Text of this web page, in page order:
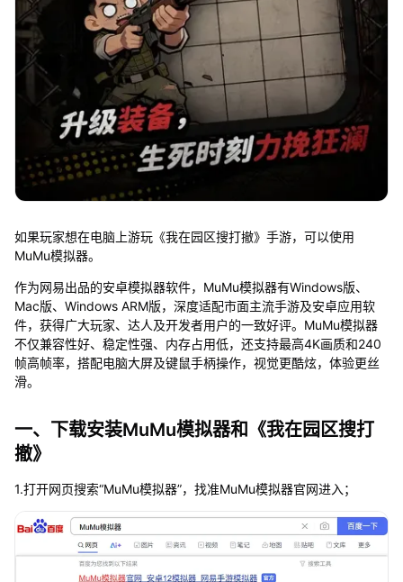
如果玩家想在电脑上游玩《我在园区搜打撤》手游，可以使用
MuMu模拟器。
作为网易出品的安卓模拟器软件，MuMu模拟器有Windows版、
Mac版、Windows ARM版，深度适配市面主流手游及安卓应用软
件，获得广大玩家、达人及开发者用户的一致好评。MuMu模拟器
不仅兼容性好、稳定性强、内存占用低，还支持最高4K画质和240
帧高帧率，搭配电脑大屏及键鼠手柄操作，视觉更酷炫，体验更丝
滑。
一、下载安装MuMu模拟器和《我在园区搜打
撤》
1.打开网页搜索“MuMu模拟器”，找准MuMu模拟器官网进入；